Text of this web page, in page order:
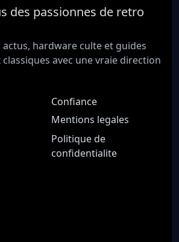
des passionnes de retro
actus, hardware culte et guides
avec une vraie direction
Confiance
Mentions legales
Politique de
confidentialite